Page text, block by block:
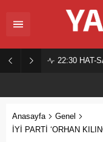
22:30 HAT-
Anasayfa
Genel
İYİ PARTİ ‘ORHAN